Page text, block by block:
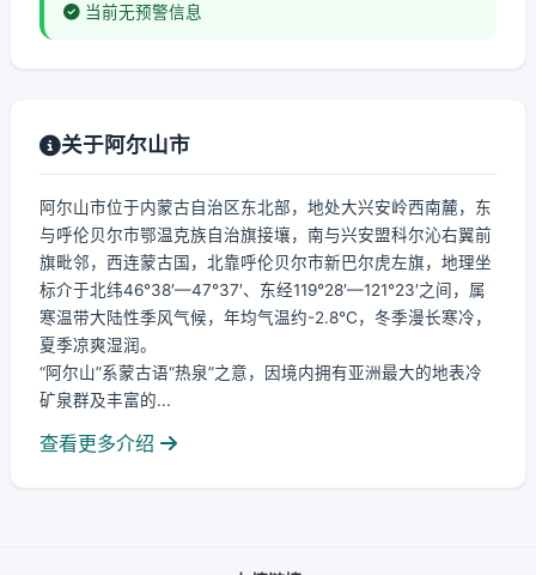
当前无预警信息
关于阿尔山市
阿尔山市位于内蒙古自治区东北部，地处大兴安岭西南麓，东
与呼伦贝尔市鄂温克族自治旗接壤，南与兴安盟科尔沁右翼前
旗毗邻，西连蒙古国，北靠呼伦贝尔市新巴尔虎左旗，地理坐
标介于北纬46°38′—47°37′、东经119°28′—121°23′之间，属
寒温带大陆性季风气候，年均气温约-2.8℃，冬季漫长寒冷，
夏季凉爽湿润。
“阿尔山”系蒙古语“热泉”之意，因境内拥有亚洲最大的地表冷
矿泉群及丰富的...
查看更多介绍